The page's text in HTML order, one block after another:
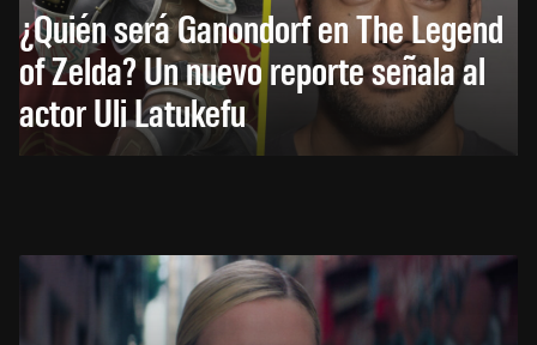
¿Quién será Ganondorf en The Legend
of Zelda? Un nuevo reporte señala al
actor Uli Latukefu